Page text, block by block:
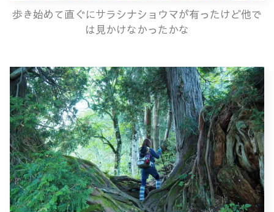
歩き始めて直ぐにサラシナショウマが有ったけど他で
は見かけなかったかな